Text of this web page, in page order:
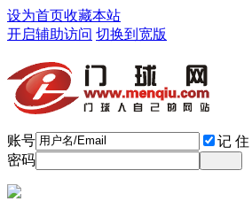
设为首页收藏本站
开启辅助访问 切换到宽版
账号 记 住
密码